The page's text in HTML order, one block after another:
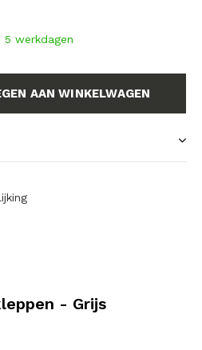
werkdagen
AAN WINKELWAGEN
- Grijs